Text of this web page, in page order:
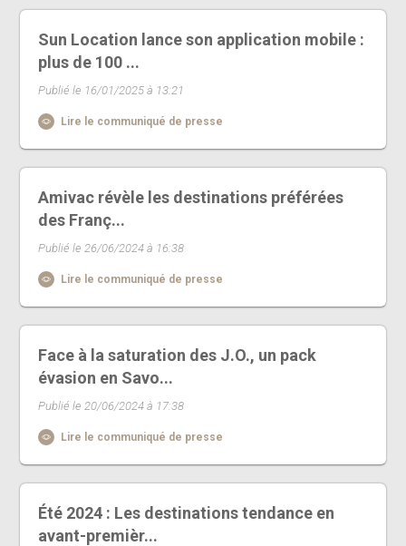
Sun Location lance son application mobile :
plus de 100 ...
Publié le 16/01/2025 à 13:21
Lire le communiqué de presse
Amivac révèle les destinations préférées
des Franç...
Publié le 26/06/2024 à 16:38
Lire le communiqué de presse
Face à la saturation des J.O., un pack
évasion en Savo...
Publié le 20/06/2024 à 17:38
Lire le communiqué de presse
Été 2024 : Les destinations tendance en
avant-premièr...